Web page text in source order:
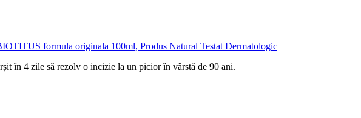
formula originala 100ml, Produs Natural Testat Dermatologic
în 4 zile să rezolv o incizie la un picior în vârstă de 90 ani.